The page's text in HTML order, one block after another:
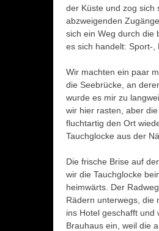
der Küste und zog sich
abzweigenden
sich ein Weg durch die
es sich handelt: Sport-,
Wir machten ein paar
die Seebrücke, an
wurde es mir zu
wir hier rasten, aber
fluchtartig den Ort
Tauchglocke aus der
Die frische Brise auf
wir die Tauchglocke
heimwärts. Der
Rädern unterwegs, die
ins Hotel geschafft und
Brauhaus ein, weil die